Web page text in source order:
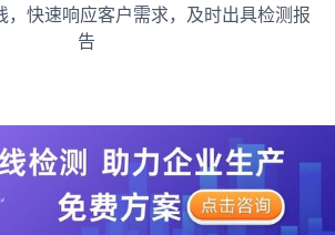
，快速响应客户需求，及时出具检测报
告